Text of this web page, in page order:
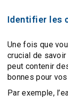
Identifier les
Une fois que
crucial de savoir
peut contenir
bonnes pour
Par exemple,